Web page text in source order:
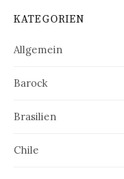
KATEGORIEN
Allgemein
Barock
Brasilien
Chile